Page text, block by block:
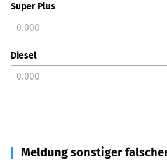
Super Plus
Diesel
Meldung sonstiger